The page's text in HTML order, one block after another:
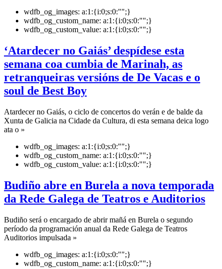
wdfb_og_images: a:1:{i:0;s:0:"";}
wdfb_og_custom_name: a:1:{i:0;s:0:"";}
wdfb_og_custom_value: a:1:{i:0;s:0:"";}
‘Atardecer no Gaiás’ despídese esta
semana coa cumbia de Marinah, as
retranqueiras versións de De Vacas e o
soul de Best Boy
Atardecer no Gaiás, o ciclo de concertos do verán e de balde da
Xunta de Galicia na Cidade da Cultura, di esta semana deica logo
ata o »
wdfb_og_images: a:1:{i:0;s:0:"";}
wdfb_og_custom_name: a:1:{i:0;s:0:"";}
wdfb_og_custom_value: a:1:{i:0;s:0:"";}
Budiño abre en Burela a nova temporada
da Rede Galega de Teatros e Auditorios
Budiño será o encargado de abrir mañá en Burela o segundo
período da programación anual da Rede Galega de Teatros
Auditorios impulsada »
wdfb_og_images: a:1:{i:0;s:0:"";}
wdfb_og_custom_name: a:1:{i:0;s:0:"";}